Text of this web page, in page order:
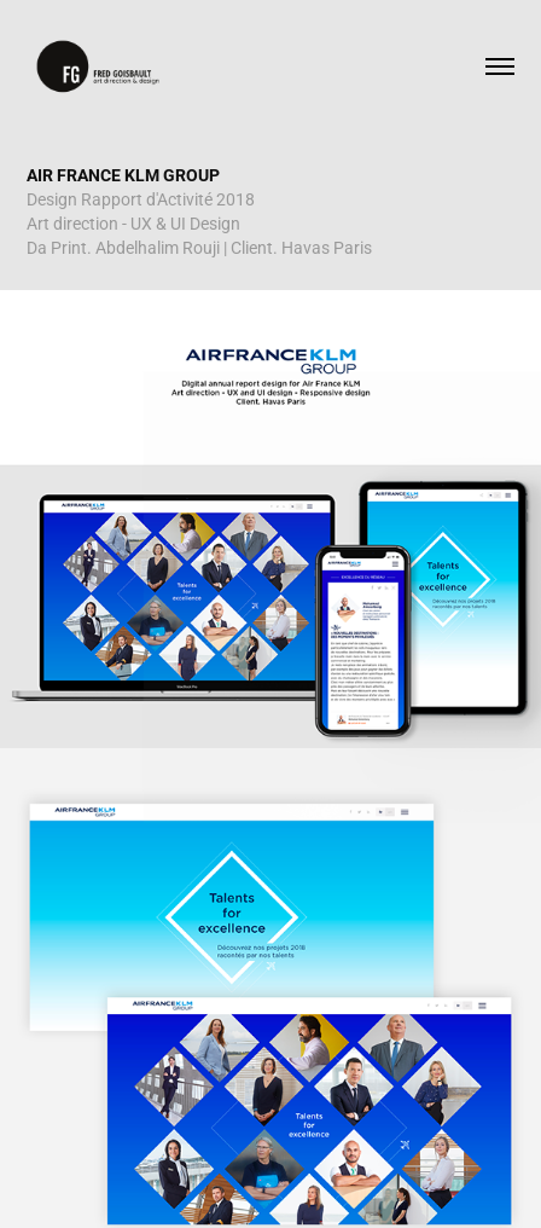
AIR FRANCE KLM GROUP
Design Rapport d'Activité 2018
Art direction - UX & UI Design
Da Print. Abdelhalim Rouji | Client. Havas Paris